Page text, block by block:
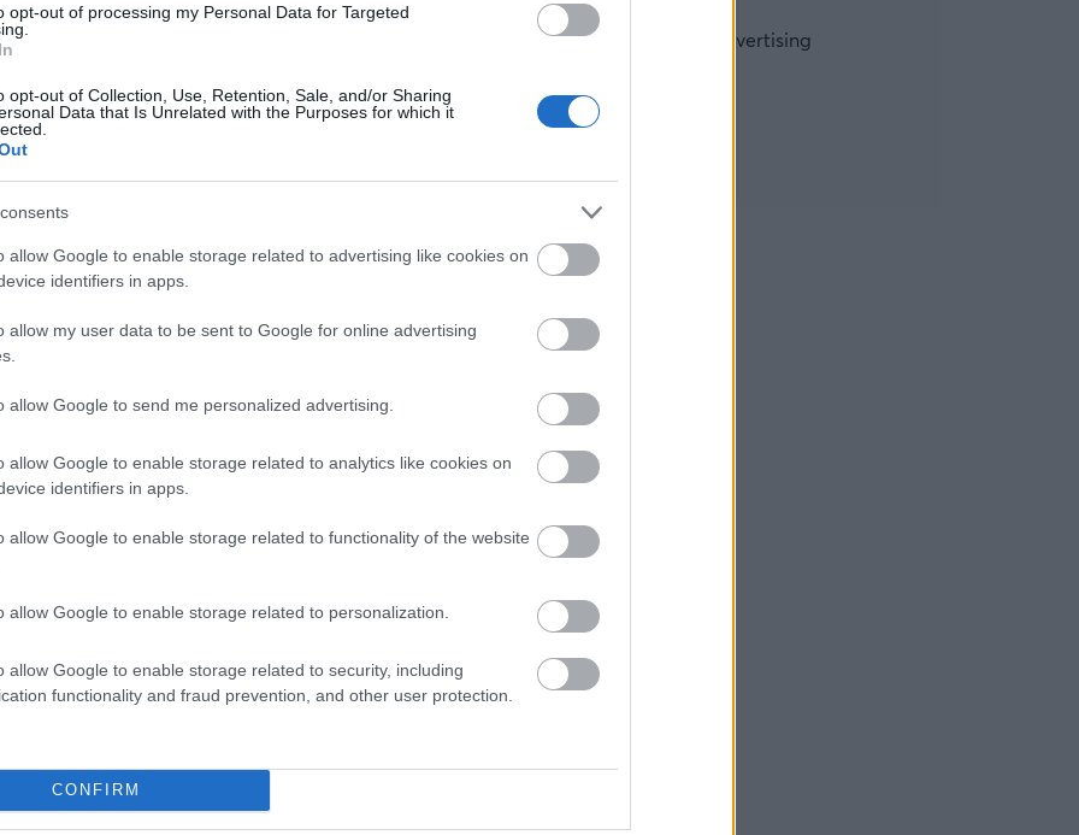
opt-out of processing my Personal Data for Targeted
opt-out of Collection, Use, Retention, Sale, and/or Sharing
Data that Is Unrelated with the Purposes for which it
allow Google to enable storage related to advertising like cookies on
identifiers in apps.
allow my user data to be sent to Google for online advertising
allow Google to send me personalized advertising.
allow Google to enable storage related to analytics like cookies on
identifiers in apps.
allow Google to enable storage related to functionality of the website
allow Google to enable storage related to personalization.
allow Google to enable storage related to security, including
functionality and fraud prevention, and other user protection.
CONFIRM
7, 2025
εκ των οποίων τα 4,1 χλμ. εκτείνονται γύρω
εκθέματα από την ιστορία της Formula 1.